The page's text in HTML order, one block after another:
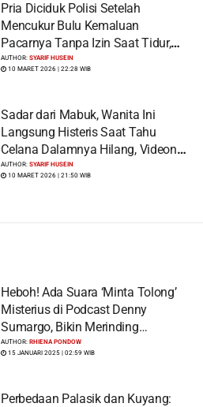
Pria Diciduk Polisi Setelah
Mencukur Bulu Kemaluan
Pacarnya Tanpa Izin Saat Tidur,
Korban Syok Saat Terbangun
AUTHOR:SYARIF HUSEIN
10 MARET 2026 | 22:28 WIB
Sadar dari Mabuk, Wanita Ini
Langsung Histeris Saat Tahu
Celana Dalamnya Hilang, Videonya
Viral
AUTHOR:SYARIF HUSEIN
10 MARET 2026 | 21:50 WIB
Heboh! Ada Suara ‘Minta Tolong’
Misterius di Podcast Denny
Sumargo, Bikin Merinding…
AUTHOR:RHIENA PONDOW
15 JANUARI 2025 | 02:59 WIB
Perbedaan Palasik dan Kuyang: